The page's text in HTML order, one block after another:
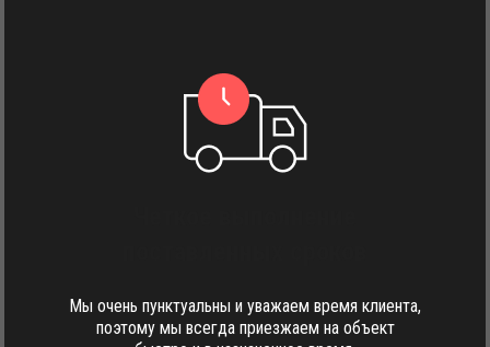
Мы очень пунктуальны и уважаем время клиента,
поэтому мы всегда приезжаем на объект